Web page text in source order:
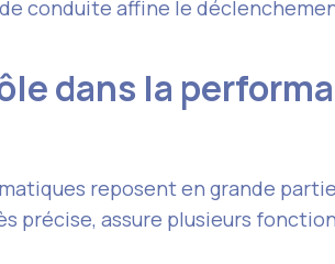
conduite affine le
dans la
reposent en grande partie
précise, assure plusieurs